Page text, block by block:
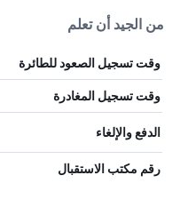
من الجيد أن تعلم
وقت تسجيل الصعود للطائرة
وقت تسجيل المغادرة
الدفع والإلغاء
رقم مكتب الاستقبال